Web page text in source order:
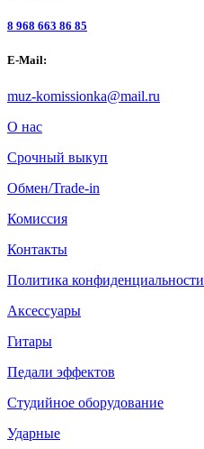
8 968 663 86 85
E-Mail:
muz-komissionka@mail.ru
О нас
Срочный выкуп
Обмен/Trade-in
Комиссия
Контакты
Политика конфиденциальности
Аксессуары
Гитары
Педали эффектов
Студийное оборудование
Ударные